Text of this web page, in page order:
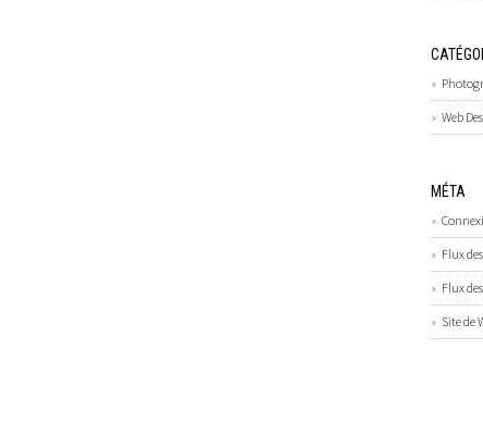
Web
MÉTA
Flux
Flux
Site de